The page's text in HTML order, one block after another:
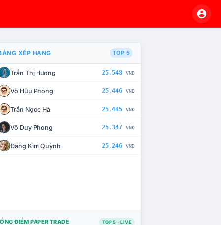
CHẾ TÀI XỬ LÝ VI PHẠM
XẾP HẠNG TOP 5
Trần Thị Hương 25,548 VNĐ
Võ Hữu Phong 25,446 VNĐ
Trần Ngọc Hà 25,445 VNĐ
Võ Duy Phong 25,347 VNĐ
Đặng Kim Quỳnh 25,246 VNĐ
ĐIỂM PAPER TRADE TOP 5 · LIVE